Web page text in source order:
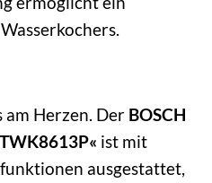
Herzen. Der BOSCH
ist mit
ausgestattet,